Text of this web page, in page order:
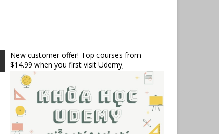
New customer offer! Top courses from
$14.99 when you first visit Udemy